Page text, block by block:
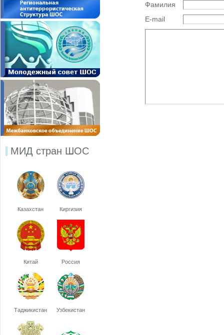
МИД стран ШОС
Казахстан Киргизия
Китай Россия
Таджикистан Узбекистан
Фамилия
E-mail